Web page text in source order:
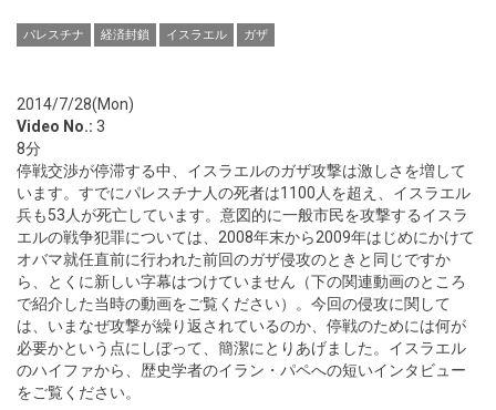
パレスチナ 経済封鎖 イスラエル ガザ
2014/7/28(Mon)
Video No.: 3
8分
停戦交渉が停滞する中、イスラエルのガザ攻撃は激しさを増して
います。すでにパレスチナ人の死者は1100人を超え、イスラエル
兵も53人が死亡しています。意図的に一般市民を攻撃するイスラ
エルの戦争犯罪については、2008年末から2009年はじめにかけて
オバマ就任直前に行われた前回のガザ侵攻のときと同じですか
ら、とくに新しい字幕はつけていません（下の関連動画のところ
で紹介した当時の動画をご覧ください）。今回の侵攻に関して
は、いまなぜ攻撃が繰り返されているのか、停戦のためには何が
必要かという点にしぼって、簡潔にとりあげました。イスラエル
のハイファから、歴史学者のイラン・パペへの短いインタビュー
をご覧ください。